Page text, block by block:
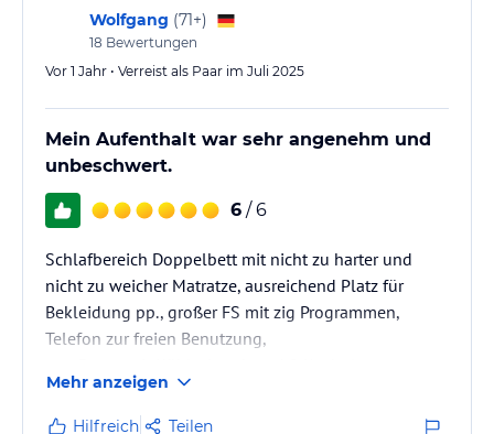
Wolfgang (71+)
18 Bewertungen
Vor 1 Jahr • Verreist als Paar im Juli 2025
Mein Aufenthalt war sehr angenehm und
unbeschwert.
6 / 6
Schlafbereich Doppelbett mit nicht zu harter und
nicht zu weicher Matratze, ausreichend Platz für
Bekleidung pp., großer FS mit zig Programmen,
Telefon zur freien Benutzung,
kleines, aber sauberes Bad (Dusche, WC,
Waschbecken), genügend Handtücher, die bei Bedarf
Mehr anzeigen
Hilfreich Teilen